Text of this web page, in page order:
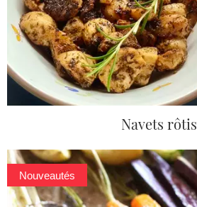
Navets rôtis
Nouveautés